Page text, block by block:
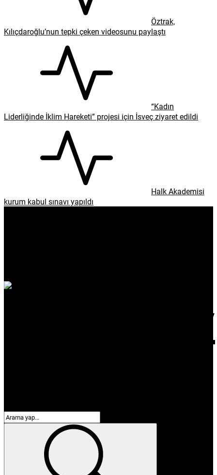
Öztrak,
Kılıçdaroğlu’nun tepki çeken videosunu paylaştı
“Kadın
Liderliğinde İklim Hareketi” projesi için İsveç ziyaret edildi
Halk Akademisi
kurum kabul sınavı yapıldı